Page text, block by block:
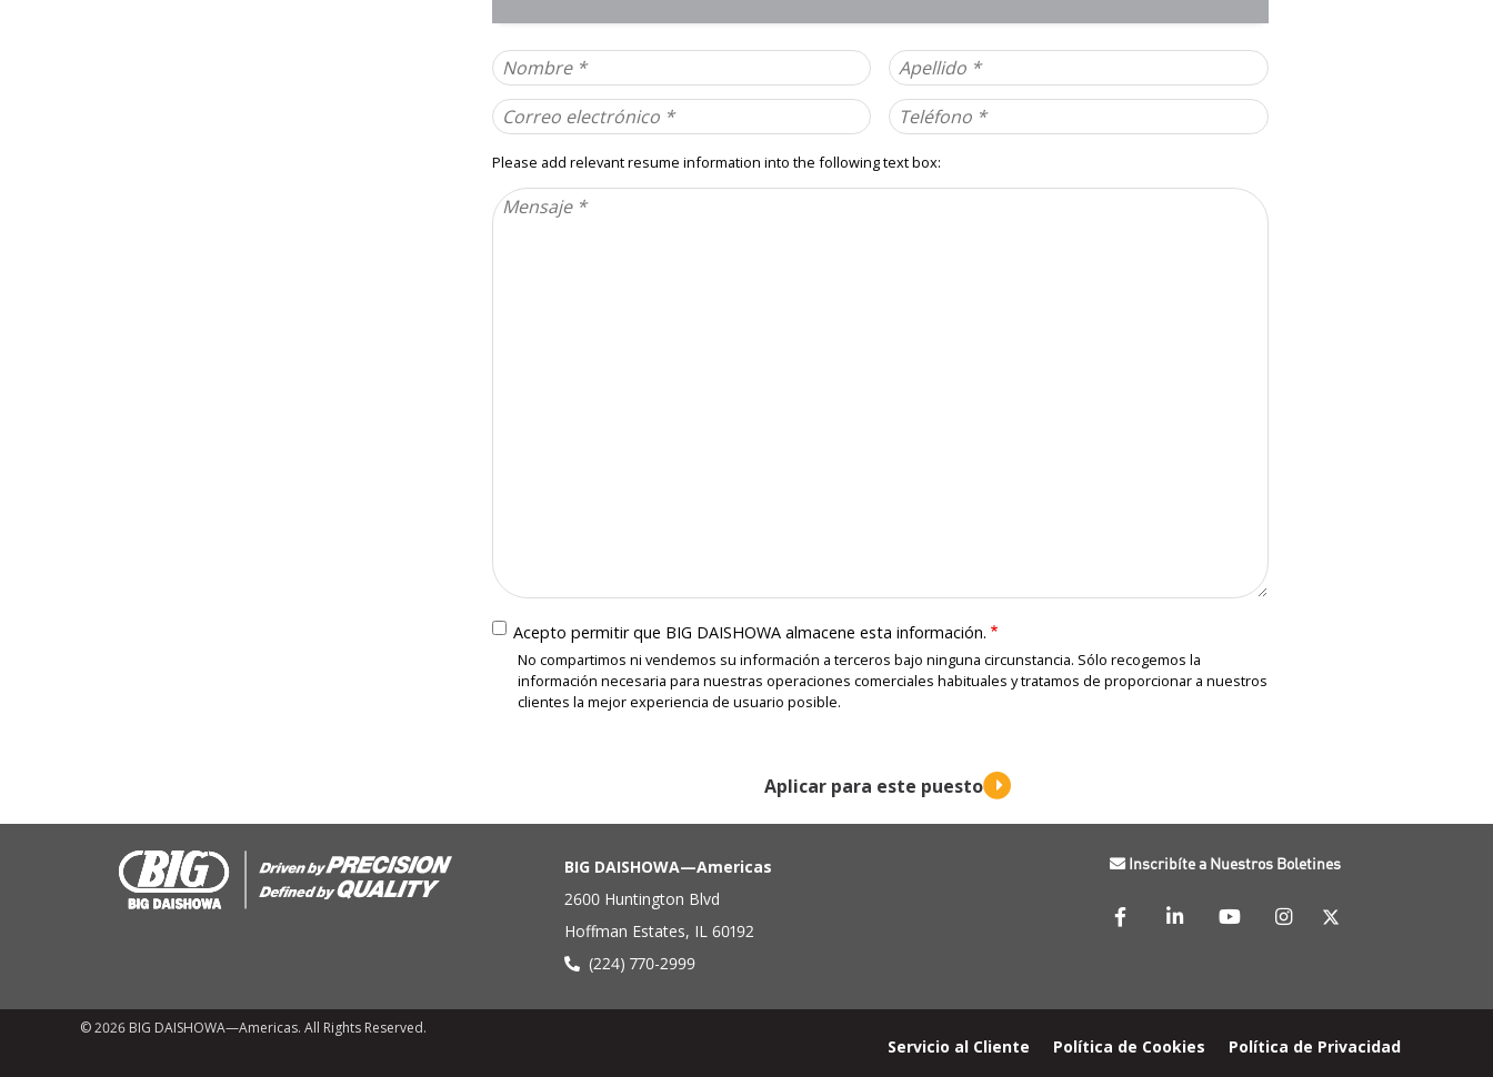
Correo
electrónico
Teléfono
Please add relevant resume information into the following text box:
Mensaje
Acepto permitir que BIG DAISHOWA almacene esta información.
No compartimos ni vendemos su información a terceros bajo ninguna circunstancia. Sólo recogemos la
información necesaria para nuestras operaciones comerciales habituales y tratamos de proporcionar a nuestros
clientes la mejor experiencia de usuario posible.
BIG DAISHOWA—Americas
2600 Huntington Blvd
Hoffman Estates, IL 60192
(224) 770-2999
Inscribíte a Nuestros Boletines
© 2026 BIG DAISHOWA—Americas. All Rights Reserved.
Servicio al Cliente Política de Cookies Política de Privacidad